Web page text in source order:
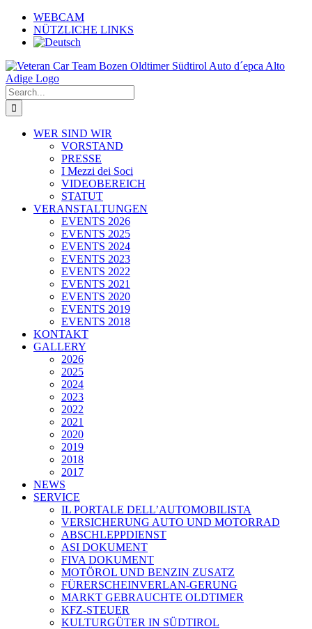
Skip
content
WEBCAM
NÜTZLICHE LINKS
Search
for:
WER SIND WIR
VORSTAND
PRESSE
I Mezzi dei Soci
VIDEOBEREICH
STATUT
VERANSTALTUNGEN
EVENTS 2026
EVENTS 2025
EVENTS 2024
EVENTS 2023
EVENTS 2022
EVENTS 2021
EVENTS 2020
EVENTS 2019
EVENTS 2018
KONTAKT
GALLERY
2026
2025
2024
2023
2022
2021
2020
2019
2018
2017
NEWS
SERVICE
IL PORTALE DELL’AUTOMOBILISTA
VERSICHERUNG AUTO UND MOTORRAD
ABSCHLEPPDIENST
ASI DOKUMENT
FIVA DOKUMENT
MOTÖROL UND BENZIN ZUSATZ
FÜRERSCHEINVERLAN-GERUNG
MARKT GEBRAUCHTE OLDTIMER
KFZ-STEUER
KULTURGÜTER IN SÜDTIROL